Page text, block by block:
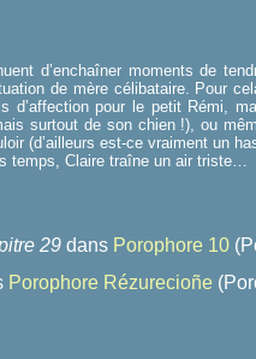
d’enchaîner moments de
de mère célibataire. Pour
d’affection pour le petit Rémi,
surtout de son chien !), ou
(d’ailleurs est-ce vraiment un
temps, Claire traîne un air triste…
29 dans Porophore 10
Porophore Rézurecioñe